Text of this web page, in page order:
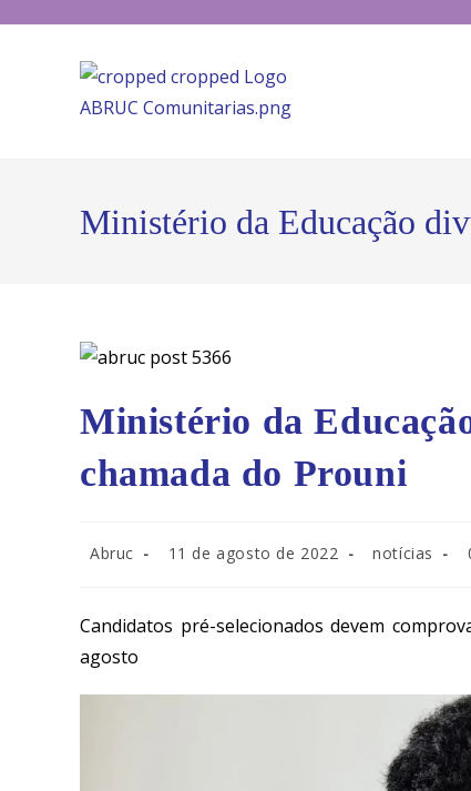
Ministério da Educação
Ministério da
chamada do Prouni
Abruc 11 de agosto de 2022 notícias
Candidatos pré-selecionados devem
agosto